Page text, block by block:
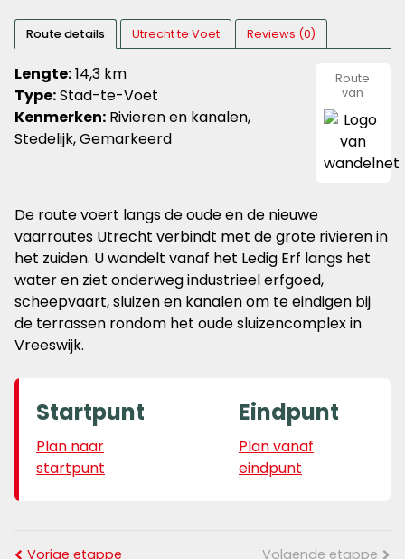
Route details Utrecht te Voet Reviews (0)
Lengte:14,3 km
Type:Stad-te-Voet
Kenmerken: Rivieren en kanalen,
Stedelijk, Gemarkeerd
Route
van
De route voert langs de oude en de nieuwe
vaarroutes Utrecht verbindt met de grote rivieren in
het zuiden. U wandelt vanaf het Ledig Erf langs het
water en ziet onderweg industrieel erfgoed,
scheepvaart, sluizen en kanalen om te eindigen bij
de terrassen rondom het oude sluizencomplex in
Vreeswijk.
Startpunt
Plan naar
startpunt
Eindpunt
Plan vanaf
eindpunt
Vorige etappe Volgende etappe